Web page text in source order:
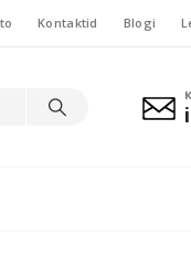
Kontaktid Blogi